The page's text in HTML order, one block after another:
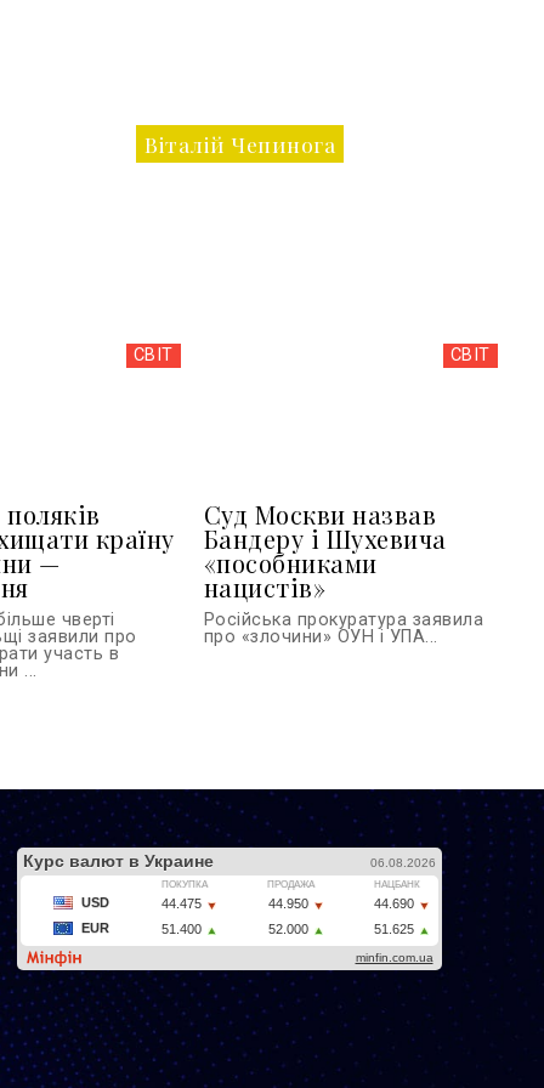
Віталій Чепинога
СВІТ
країну
—
чверті
заявили про
участь в
...
СВІТ
Суд Москви назвав
Бандеру і Шухевича
«пособниками
нацистів»
Російська прокуратура заявила
про «злочини» ОУН і УПА...